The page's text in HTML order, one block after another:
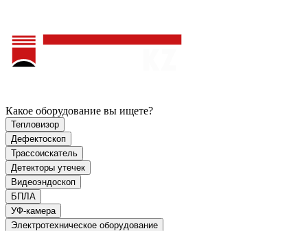
Какое оборудование вы ищете?
Тепловизор
Дефектоскоп
Трассоискатель
Детекторы утечек
Видеоэндоскоп
БПЛА
УФ-камера
Электротехническое оборудование